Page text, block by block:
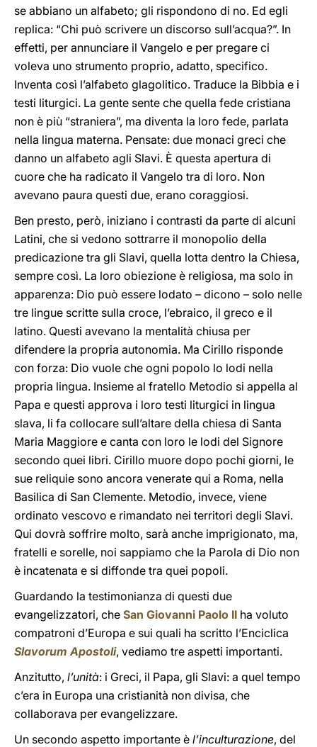
se abbiano un alfabeto; gli rispondono di no. Ed egli
replica: “Chi può scrivere un discorso sull’acqua?”. In
effetti, per annunciare il Vangelo e per pregare ci
voleva uno strumento proprio, adatto, specifico.
Inventa così l’alfabeto glagolitico. Traduce la Bibbia e i
testi liturgici. La gente sente che quella fede cristiana
non è più “straniera”, ma diventa la loro fede, parlata
nella lingua materna. Pensate: due monaci greci che
danno un alfabeto agli Slavi. È questa apertura di
cuore che ha radicato il Vangelo tra di loro. Non
avevano paura questi due, erano coraggiosi.
Ben presto, però, iniziano i contrasti da parte di alcuni
Latini, che si vedono sottrarre il monopolio della
predicazione tra gli Slavi, quella lotta dentro la Chiesa,
sempre così. La loro obiezione è religiosa, ma solo in
apparenza: Dio può essere lodato – dicono – solo nelle
tre lingue scritte sulla croce, l’ebraico, il greco e il
latino. Questi avevano la mentalità chiusa per
difendere la propria autonomia. Ma Cirillo risponde
con forza: Dio vuole che ogni popolo lo lodi nella
propria lingua. Insieme al fratello Metodio si appella al
Papa e questi approva i loro testi liturgici in lingua
slava, li fa collocare sull’altare della chiesa di Santa
Maria Maggiore e canta con loro le lodi del Signore
secondo quei libri. Cirillo muore dopo pochi giorni, le
sue reliquie sono ancora venerate qui a Roma, nella
Basilica di San Clemente. Metodio, invece, viene
ordinato vescovo e rimandato nei territori degli Slavi.
Qui dovrà soffrire molto, sarà anche imprigionato, ma,
fratelli e sorelle, noi sappiamo che la Parola di Dio non
è incatenata e si diffonde tra quei popoli.
Guardando la testimonianza di questi due
evangelizzatori, che San Giovanni Paolo II ha voluto
compatroni d’Europa e sui quali ha scritto l’Enciclica
Slavorum Apostoli, vediamo tre aspetti importanti.
Anzitutto, l’unità: i Greci, il Papa, gli Slavi: a quel tempo
c’era in Europa una cristianità non divisa, che
collaborava per evangelizzare.
Un secondo aspetto importante è l’inculturazione, del